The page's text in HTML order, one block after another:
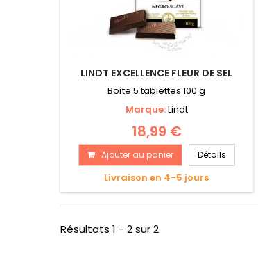
LINDT EXCELLENCE FLEUR DE SEL
Boîte 5 tablettes 100 g
Marque:Lindt
18,99 €
Ajouter au panier Détails
Livraison en 4-5 jours
Résultats 1 - 2 sur 2.